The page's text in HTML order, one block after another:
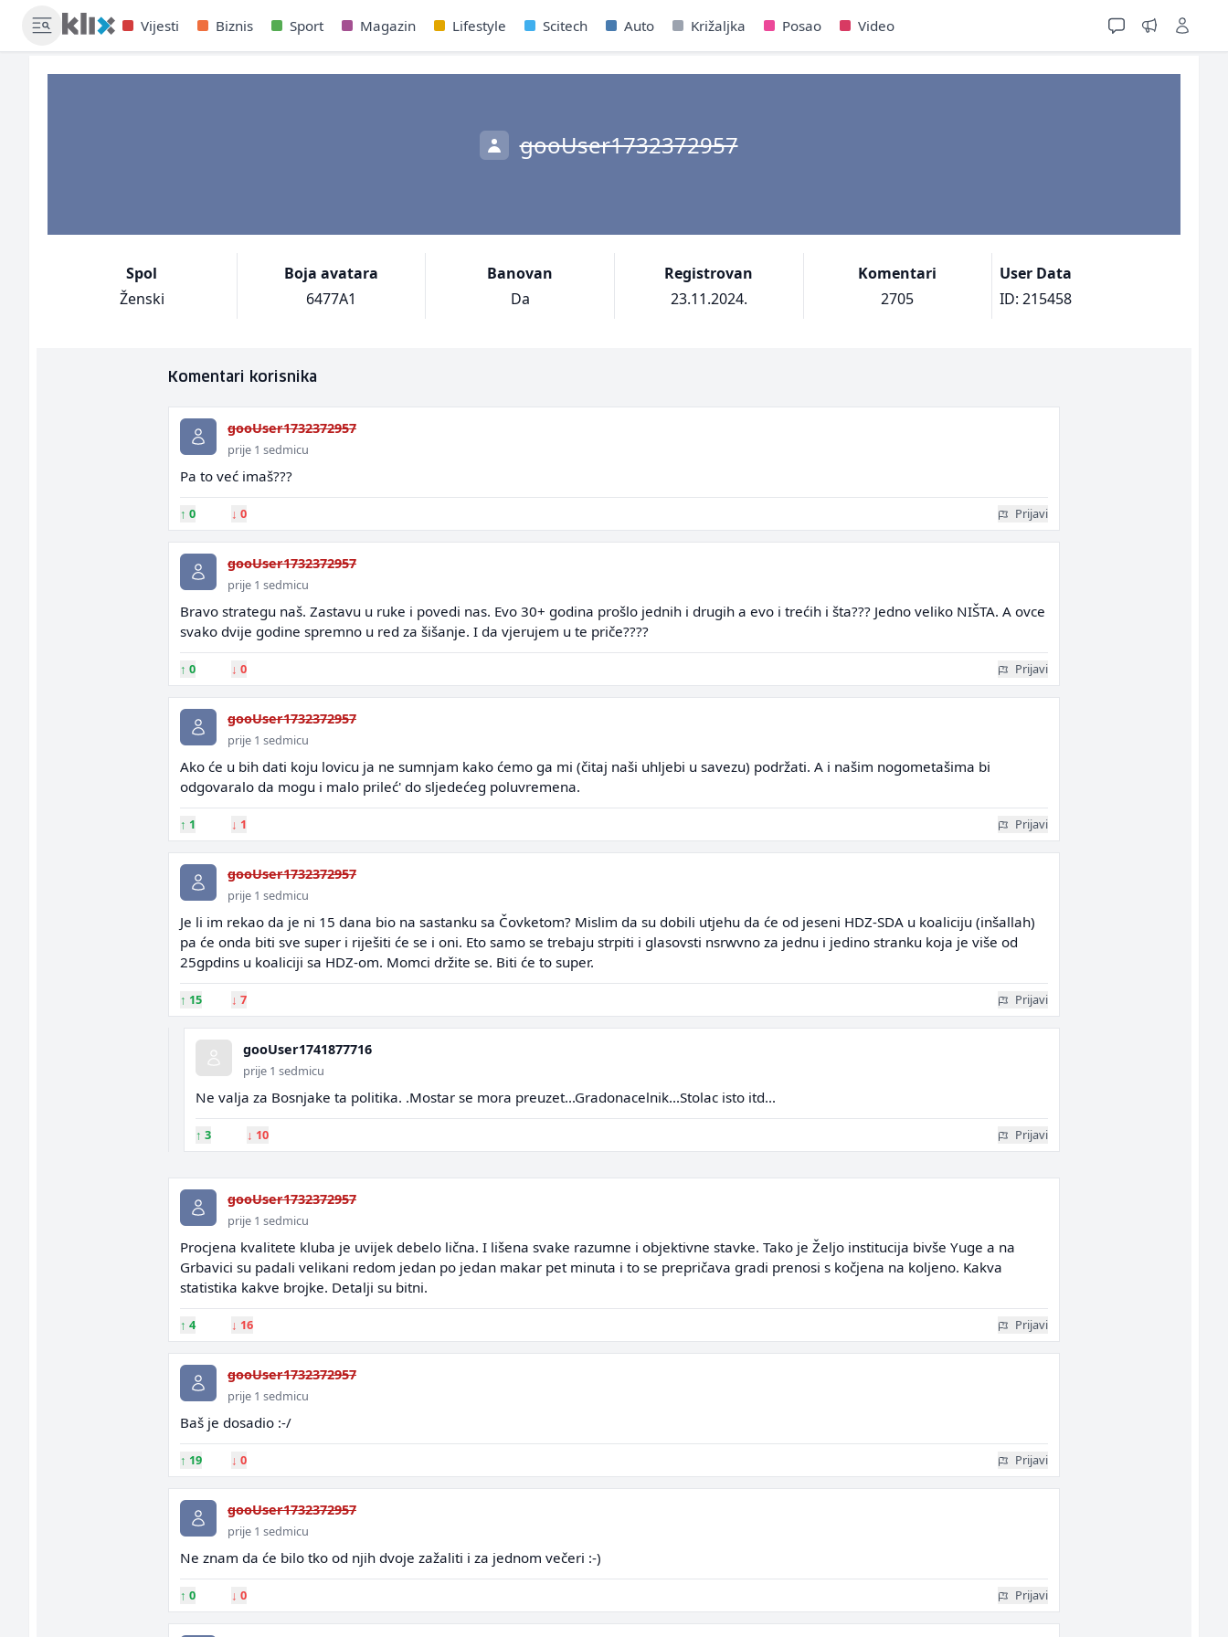
Vijesti Biznis Sport Magazin Lifestyle Scitech Auto Križaljka Posao Video
gooUser1732372957
Spol
Ženski
Boja avatara
6477A1
Banovan
Da
Registrovan
23.11.2024.
Komentari
2705
User Data
ID: 215458
Komentari korisnika
gooUser1732372957
prije 1 sedmicu
Pa to već imaš???
↑ 0 ↓ 0 Prijavi
gooUser1732372957
prije 1 sedmicu
Bravo strategu naš. Zastavu u ruke i povedi nas. Evo 30+ godina prošlo jednih i drugih a evo i trećih i šta??? Jedno veliko NIŠTA. A ovce
svako dvije godine spremno u red za šišanje. I da vjerujem u te priče????
↑ 0 ↓ 0 Prijavi
gooUser1732372957
prije 1 sedmicu
Ako će u bih dati koju lovicu ja ne sumnjam kako ćemo ga mi (čitaj naši uhljebi u savezu) podržati. A i našim nogometašima bi
odgovaralo da mogu i malo prileć' do sljedećeg poluvremena.
↑ 1 ↓ 1 Prijavi
gooUser1732372957
prije 1 sedmicu
Je li im rekao da je ni 15 dana bio na sastanku sa Čovketom? Mislim da su dobili utjehu da će od jeseni HDZ-SDA u koaliciju (inšallah)
pa će onda biti sve super i riješiti će se i oni. Eto samo se trebaju strpiti i glasovsti nsrwvno za jednu i jedino stranku koja je više od
25gpdins u koaliciji sa HDZ-om. Momci držite se. Biti će to super.
↑ 15 ↓ 7 Prijavi
gooUser1741877716
prije 1 sedmicu
Ne valja za Bosnjake ta politika. .Mostar se mora preuzet...Gradonacelnik...Stolac isto itd...
↑ 3 ↓ 10 Prijavi
gooUser1732372957
prije 1 sedmicu
Procjena kvalitete kluba je uvijek debelo lična. I lišena svake razumne i objektivne stavke. Tako je Željo institucija bivše Yuge a na
Grbavici su padali velikani redom jedan po jedan makar pet minuta i to se prepričava gradi prenosi s kočjena na koljeno. Kakva
statistika kakve brojke. Detalji su bitni.
↑ 4 ↓ 16 Prijavi
gooUser1732372957
prije 1 sedmicu
Baš je dosadio :-/
↑ 19 ↓ 0 Prijavi
gooUser1732372957
prije 1 sedmicu
Ne znam da će bilo tko od njih dvoje zažaliti i za jednom večeri :-)
↑ 0 ↓ 0 Prijavi